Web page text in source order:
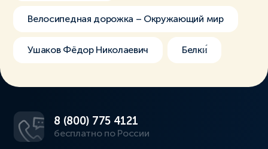
Велосипедная дорожка – Окружающий мир
Ушаков Фёдор Николаевич Белки́
8 (800) 775 4121
бесплатно по России